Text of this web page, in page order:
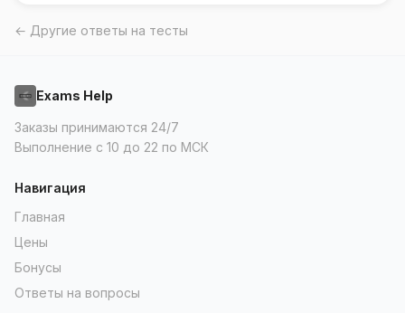
← Другие ответы на тесты
Exams Help
Заказы принимаются 24/7
Выполнение с 10 до 22 по МСК
Навигация
Главная
Цены
Бонусы
Ответы на вопросы